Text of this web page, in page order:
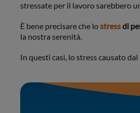
stressate per il lavoro sarebbero
È bene precisare che lostressdi
la nostra serenità.
In questi casi, lo stress causato